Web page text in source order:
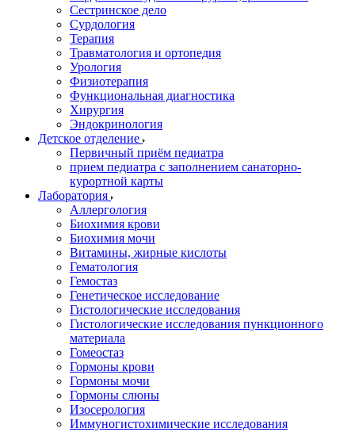
Сестринское дело
Сурдология
Терапия
Травматология и ортопедия
Урология
Физиотерапия
Функциональная диагностика
Хирургия
Эндокринология
Детское отделение
Первичный приём педиатра
прием педиатра с заполнением санаторно-
курортной карты
Лаборатория
Аллергология
Биохимия крови
Биохимия мочи
Витамины, жирные кислоты
Гематология
Гемостаз
Генетическое исследование
Гистологические исследования
Гистологические исследования пункционного
материала
Гомеостаз
Гормоны крови
Гормоны мочи
Гормоны слюны
Изосерология
Иммуногистохимические исследования